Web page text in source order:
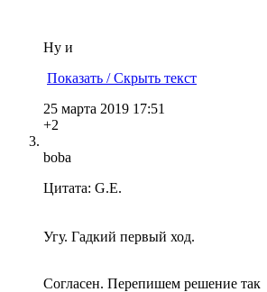
Ну и
Показать / Скрыть текст
25 марта 2019 17:51
+2
boba
Цитата: G.E.
Угу. Гадкий первый ход.
Согласен. Перепишем решение так